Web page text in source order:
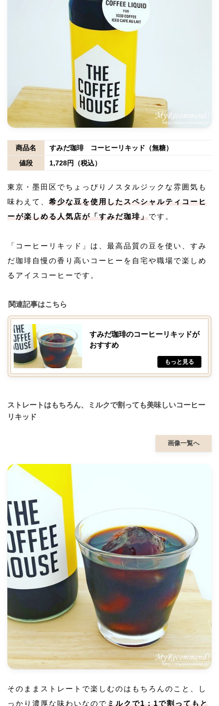
商品名
すみだ珈琲 コーヒーリキッド（無糖）
値段
1,728円（税込）
東京・墨田区でちょっぴりノスタルジックな雰囲気も
味わえて、 希少な豆を使用したスペシャルティコーヒ
ーが楽しめる人気店が「すみだ珈琲」 です。
「コーヒーリキッド」は、最高品質の豆を使い、すみ
だ珈琲自慢の香り高いコーヒーを自宅や職場で楽しめ
るアイスコーヒーです。
関連記事はこちら
すみだ珈琲のコーヒーリキッドが
おすすめ
ストレートはもちろん、ミルクで割っても美味しいコーヒー
リキッド
画像一覧へ
そのままストレートで楽しむのはもちろんのこと、し
っかり濃厚な味わいなので ミルクで1：1で割ってもと